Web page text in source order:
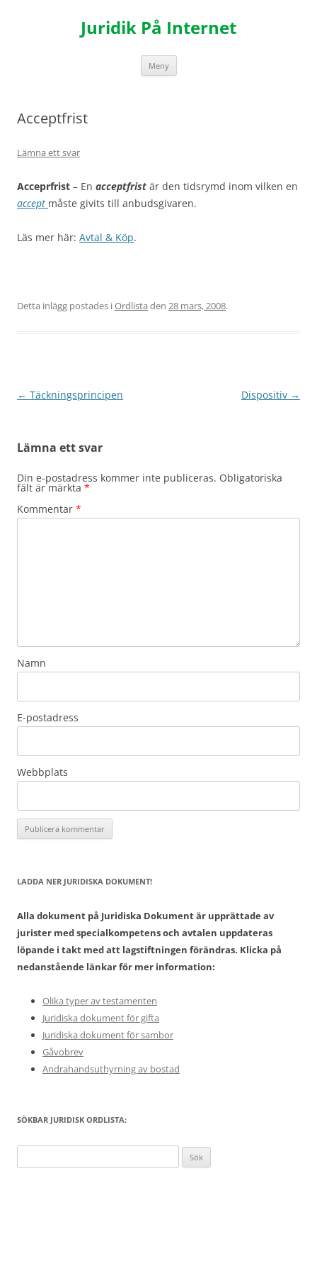
Juridik På Internet
Meny
Acceptfrist
Lämna ett svar
Acceprfrist – En acceptfrist är den tidsrymd inom vilken en
accept måste givits till anbudsgivaren.
Läs mer här: Avtal & Köp.
Detta inlägg postades iOrdlista den 28 mars, 2008.
Inläggsnavigering
← Täckningsprincipen Dispositiv →
Lämna ett svar
Din e-postadress kommer inte publiceras. Obligatoriska
fält är märkta *
Kommentar *
Namn
E-postadress
Webbplats
LADDA NER JURIDISKA DOKUMENT!
Alla dokument på Juridiska Dokument är upprättade av
jurister med specialkompetens och avtalen uppdateras
löpande i takt med att lagstiftningen förändras. Klicka på
nedanstående länkar för mer information:
Olika typer av testamenten
Juridiska dokument för gifta
Juridiska dokument för sambor
Gåvobrev
Andrahandsuthyrning av bostad
SÖKBAR JURIDISK ORDLISTA:
efter: